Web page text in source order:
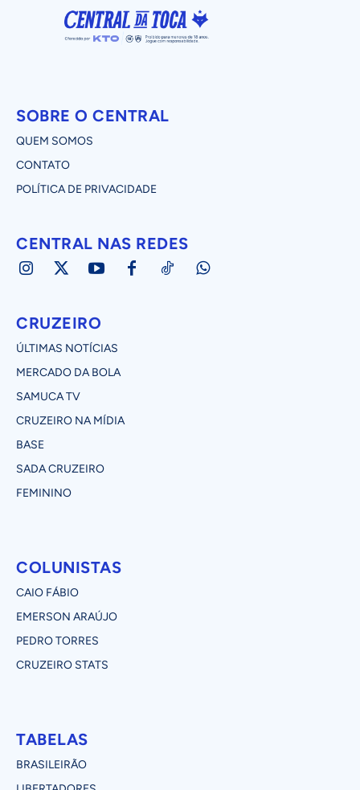
SOBRE O CENTRAL
QUEM SOMOS
CONTATO
POLÍTICA DE PRIVACIDADE
CENTRAL NAS REDES
CRUZEIRO
ÚLTIMAS NOTÍCIAS
MERCADO DA BOLA
SAMUCA TV
CRUZEIRO NA MÍDIA
BASE
SADA CRUZEIRO
FEMININO
COLUNISTAS
CAIO FÁBIO
EMERSON ARAÚJO
PEDRO TORRES
CRUZEIRO STATS
TABELAS
BRASILEIRÃO